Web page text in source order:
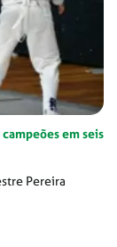
em seis
Pereira